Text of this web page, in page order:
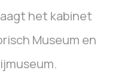
het kabinet
Museum en